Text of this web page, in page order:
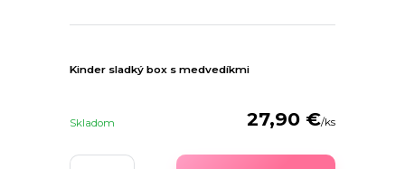
Kinder sladký box s medvedíkmi
27,90 €/ks
Skladom